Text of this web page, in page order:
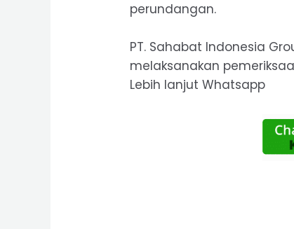
perundangan.
PT. Sahabat Indonesia
melaksanakan
Lebih lanjut Whatsapp